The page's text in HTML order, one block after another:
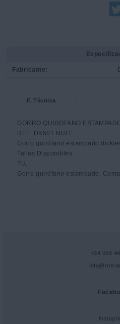
Fabricante:
F. Técnica
GORRO QUIROFANO
REF: DK501 NULF
Gorro quirófano estampado
Tallas Disponibles
TU,
Gorro quirófano estampado.
+34 938
info@rob-